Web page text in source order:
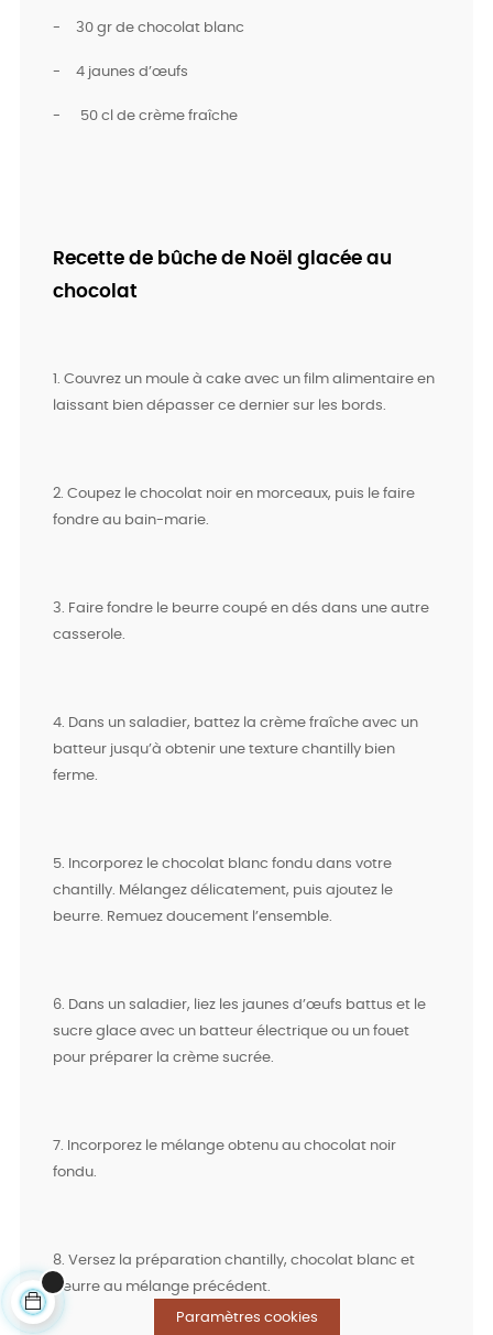
- 30 gr de chocolat blanc
- 4 jaunes d’œufs
- 50 cl de crème fraîche
Recette de bûche de Noël glacée au
chocolat
1. Couvrez un moule à cake avec un film alimentaire en
laissant bien dépasser ce dernier sur les bords.
2. Coupez le chocolat noir en morceaux, puis le faire
fondre au bain-marie.
3. Faire fondre le beurre coupé en dés dans une autre
casserole.
4. Dans un saladier, battez la crème fraîche avec un
batteur jusqu’à obtenir une texture chantilly bien
ferme.
5. Incorporez le chocolat blanc fondu dans votre
chantilly. Mélangez délicatement, puis ajoutez le
beurre. Remuez doucement l’ensemble.
6. Dans un saladier, liez les jaunes d’œufs battus et le
sucre glace avec un batteur électrique ou un fouet
pour préparer la crème sucrée.
7. Incorporez le mélange obtenu au chocolat noir
fondu.
8. Versez la préparation chantilly, chocolat blanc et
beurre au mélange précédent.
Paramètres cookies